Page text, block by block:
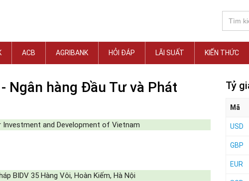
ACB AGRIBANK HỎI ĐÁP LÃI SUẤT KIẾN THỨC
Ngân hàng Đầu Tư và Phát
Investment and Development of Vietnam
BIDV 35 Hàng Vôi, Hoàn Kiếm, Hà Nội
Tỷ
Mã
USD
GBP
EUR